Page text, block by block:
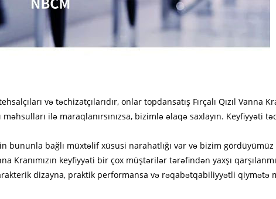
və təchizatçılarıdır, onlar topdansatış Fırçalı Qızıl
məhsulları ilə maraqlanırsınızsa, bizimlə əlaqə saxlayın.
bununla bağlı müxtəlif xüsusi narahatlığı var və bizim
Kranımızın keyfiyyəti bir çox müştərilər tərəfindən yaxşı
dizayna, praktik performansa və rəqabətqabiliyyətli qiymətə